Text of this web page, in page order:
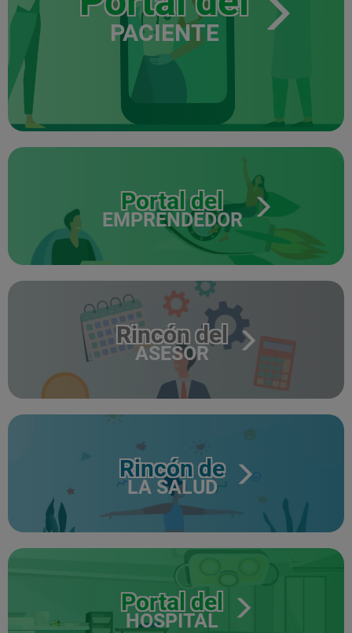
PACIENTE
Portal del
EMPRENDEDOR
Rincón del
ASESOR
Rincón de
LA SALUD
Portal del
HOSPITAL